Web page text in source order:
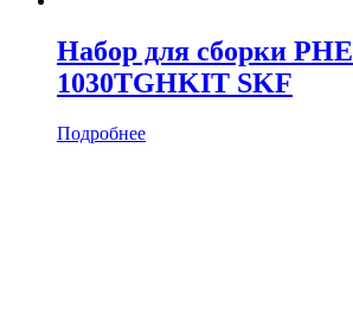
Набор для сборки PHE
1030TGHKIT SKF
Подробнее